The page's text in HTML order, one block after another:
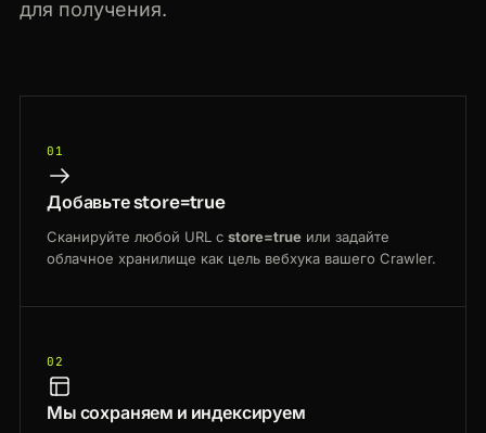
для получения.
01
Добавьте store=true
Сканируйте любой URL с store=true или задайте
облачное хранилище как цель вебхука вашего Crawler.
02
Мы сохраняем и индексируем